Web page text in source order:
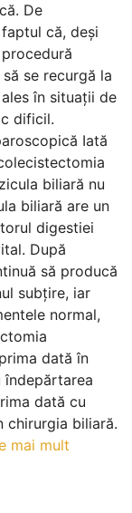
De
că, deși
se recurgă la
în situații de
dificil.
Iată
biliară nu
biliară are un
digestiei
După
să producă
subțire, iar
normal,
dată în
îndepărtarea
dată cu
chirurgia biliară.
mai mult